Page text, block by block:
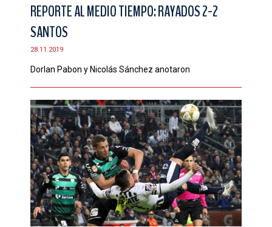
REPORTE AL MEDIO TIEMPO: RAYADOS 2-2
SANTOS
28.11.2019
Dorlan Pabon y Nicolás Sánchez anotaron